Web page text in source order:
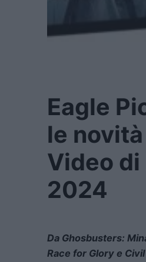
Eagle
le
Video
2024
Da Ghosbusters:
Race for Glory e